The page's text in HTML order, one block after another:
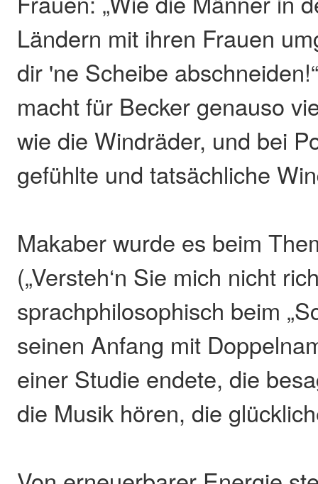
Ländern mit ihren Frauen
dir 'ne Scheibe
macht für Becker genauso
wie die Windräder, und bei
gefühlte und tatsächliche
Makaber wurde es beim
(„Versteh‘n Sie mich nicht
sprachphilosophisch beim
seinen Anfang mit
einer Studie endete, die
die Musik hören, die